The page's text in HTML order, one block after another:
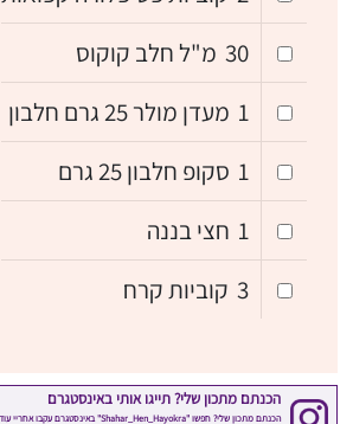
30 מ"ל חלב קוקוס
1 מעדן מולר 25 גרם חלבון
1 סקופ חלבון 25 גרם
1 חצי בננה
3 קוביות קרח